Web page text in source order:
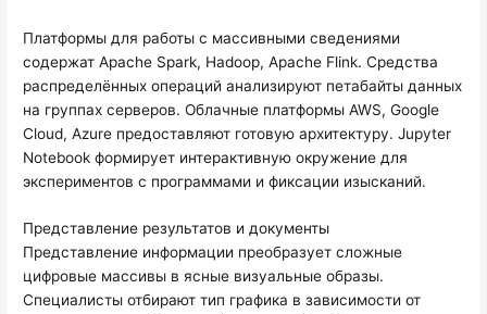
Платформы для работы с массивными сведениями
содержат Apache Spark, Hadoop, Apache Flink. Средства
распределённых операций анализируют петабайты данных
на группах серверов. Облачные платформы AWS, Google
Cloud, Azure предоставляют готовую архитектуру. Jupyter
Notebook формирует интерактивную окружение для
экспериментов с программами и фиксации изысканий.
Представление результатов и документы
Представление информации преобразует сложные
цифровые массивы в ясные визуальные образы.
Специалисты отбирают тип графика в зависимости от